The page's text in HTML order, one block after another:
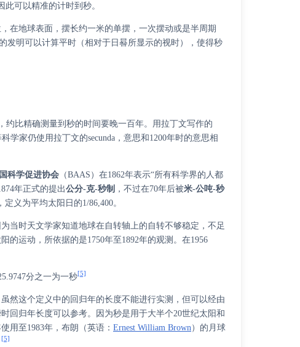
可以精准的计时到秒。
在地球表面，摆长约一米的单摆，一次摆动或是半周期
的发明可以计算平时（相对于日晷所显示的视时），使得秒
约比精确测量到秒的时间要晚一百年。用拉丁文写作的
科学家仍使用拉丁文的secunda，意思和1200年时的意思相
科学促进协会 （BAAS）在1862年表示“所有科学界的人都
年正式的提出公分-克-秒制 ，不过在70年后被米-公吨-秒
义为平均太阳日的1/86,400。
当时天文学家知道地球在自转轴上的自转不够稳定，不足
的运动，所依据的是1750年至1892年的观测。在1956
分之一为一秒[5]
然这个定义中的回归年的长度不能进行实测，但可以经由
回归年长度可以参考。因为秒是用于大半个20世纪太阳和
用至1983年，布朗 （英语 ：Ernest William Brown ） 的月球
[5]